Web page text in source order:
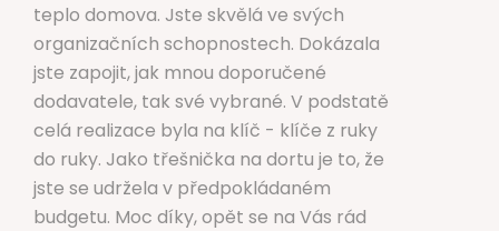
teplo domova. Jste skvělá ve svých
organizačních schopnostech. Dokázala
jste zapojit, jak mnou doporučené
dodavatele, tak své vybrané. V podstatě
celá realizace byla na klíč - klíče z ruky
do ruky. Jako třešnička na dortu je to, že
jste se udržela v předpokládaném
budgetu. Moc díky, opět se na Vás rád